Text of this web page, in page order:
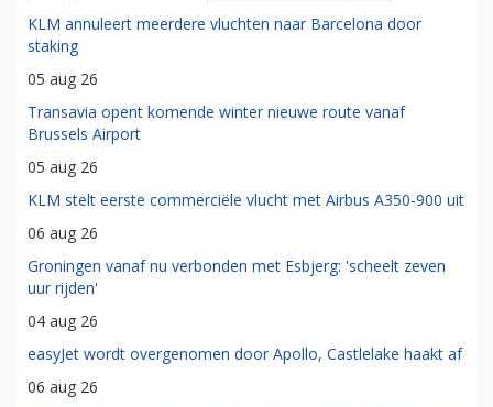
KLM annuleert meerdere vluchten naar Barcelona door
staking
05 aug 26
Transavia opent komende winter nieuwe route vanaf
Brussels Airport
05 aug 26
KLM stelt eerste commerciële vlucht met Airbus A350-900 uit
06 aug 26
Groningen vanaf nu verbonden met Esbjerg: 'scheelt zeven
uur rijden'
04 aug 26
easyJet wordt overgenomen door Apollo, Castlelake haakt af
06 aug 26